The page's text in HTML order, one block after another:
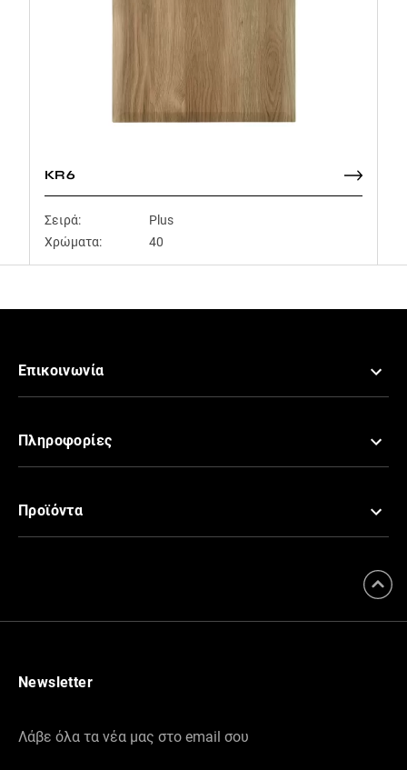
KR6
Σειρά:
Plus
Χρώματα:
40
Επικοινωνία
Πληροφορίες
Προϊόντα
Newsletter
Λάβε όλα τα νέα μας στο email σου